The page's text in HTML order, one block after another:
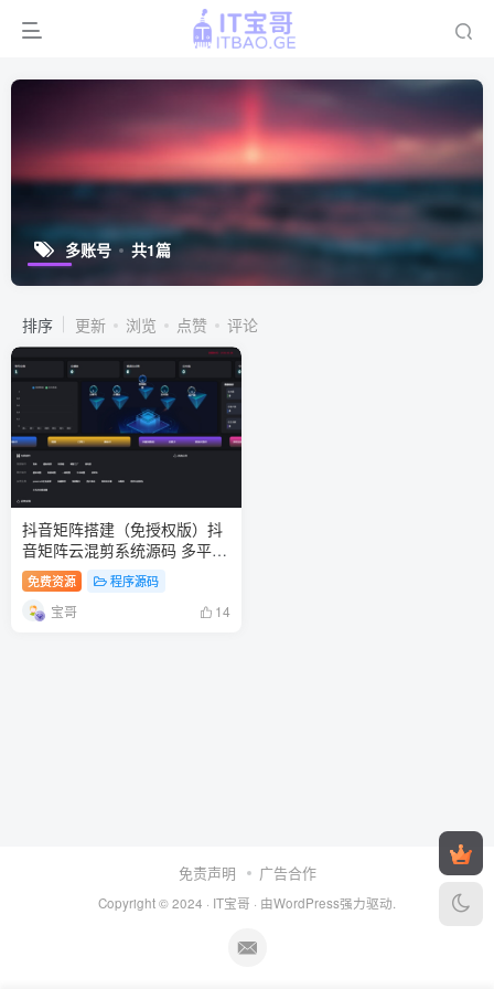
多账号 共1篇
排序 更新 浏览 点赞 评论
抖音矩阵搭建（免授权版）抖
音矩阵云混剪系统源码 多平台
多账号抖音云矩阵管理系统
免费资源 程序源码
宝哥 14
免责声明 广告合作
Copyright © 2024 · IT宝哥 · 由WordPress强力驱动.